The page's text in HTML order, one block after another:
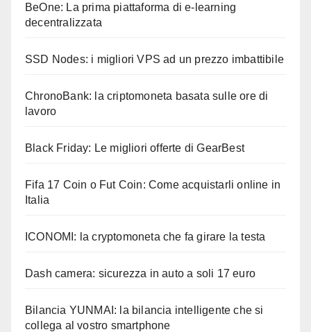
BeOne: La prima piattaforma di e-learning
decentralizzata
SSD Nodes: i migliori VPS ad un prezzo imbattibile
ChronoBank: la criptomoneta basata sulle ore di
lavoro
Black Friday: Le migliori offerte di GearBest
Fifa 17 Coin o Fut Coin: Come acquistarli online in
Italia
ICONOMI: la cryptomoneta che fa girare la testa
Dash camera: sicurezza in auto a soli 17 euro
Bilancia YUNMAI: la bilancia intelligente che si
collega al vostro smartphone